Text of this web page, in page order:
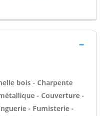
bois - Charpente
- Couverture -
- Fumisterie -